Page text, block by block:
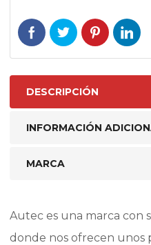
DESCRIPCIÓN
INFORMACIÓN
MARCA
Autec es una marca con
donde nos ofrecen unos